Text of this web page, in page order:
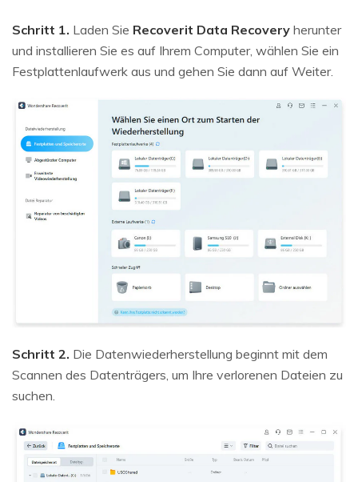
Schritt 1. Laden Sie Recoverit Data Recovery herunter
und installieren Sie es auf Ihrem Computer, wählen Sie ein
Festplattenlaufwerk aus und gehen Sie dann auf Weiter.
Schritt 2. Die Datenwiederherstellung beginnt mit dem
Scannen des Datenträgers, um Ihre verlorenen Dateien zu
suchen.